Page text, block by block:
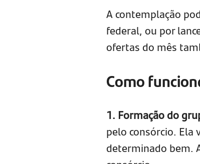
A contemplação
federal, ou por
ofertas do mês
Como
1. Formação do
pelo consórcio. Ela
determinado bem.